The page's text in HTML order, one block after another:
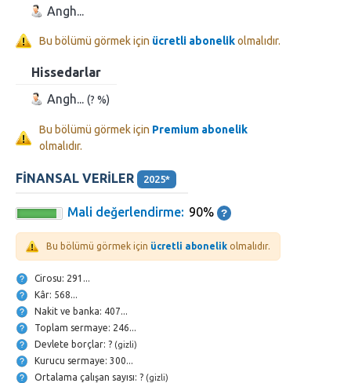
Angh...
Bu bölümü görmek için ücretli abonelikolmalıdır.
Hissedarlar
Angh... (? %)
Bu bölümü görmek için Premium abonelik
olmalıdır.
FINANSAL VERILER 2025*
Mali değerlendirme: 90%
Bu bölümü görmek için ücretli abonelik olmalıdır.
Cirosu: 291...
Kâr: 568...
Nakit ve banka: 407...
Toplam sermaye: 246...
Devlete borçlar: ? (gizli)
Kurucu sermaye: 300...
Ortalama çalışan sayısı: ? (gizli)